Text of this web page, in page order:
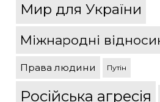
Мир для України
Міжнародні
Права людини Путін
Російська агресія